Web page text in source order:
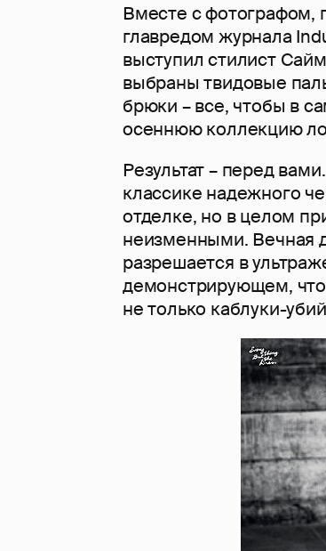
Вместе с фотографом,
главредом журнала
выступил стилист
выбраны твидовые
брюки – все, чтобы в
осеннюю коллекцию
Результат – перед
классике надежного
отделке, но в целом
неизменными. Вечная
разрешается в
демонстрирующем, что
не только каблуки-